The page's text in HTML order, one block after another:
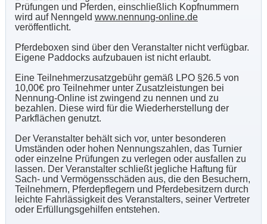
Prüfungen und Pferden, einschließlich Kopfnummern
wird auf Nenngeld www.nennung-online.de
veröffentlicht.
Pferdeboxen sind über den Veranstalter nicht verfügbar.
Eigene Paddocks aufzubauen ist nicht erlaubt.
Eine Teilnehmerzusatzgebühr gemäß LPO §26.5 von
10,00€ pro Teilnehmer unter Zusatzleistungen bei
Nennung-Online ist zwingend zu nennen und zu
bezahlen. Diese wird für die Wiederherstellung der
Parkflächen genutzt.
Der Veranstalter behält sich vor, unter besonderen
Umständen oder hohen Nennungszahlen, das Turnier
oder einzelne Prüfungen zu verlegen oder ausfallen zu
lassen. Der Veranstalter schließt jegliche Haftung für
Sach- und Vermögensschäden aus, die den Besuchern,
Teilnehmern, Pferdepflegern und Pferdebesitzern durch
leichte Fahrlässigkeit des Veranstalters, seiner Vertreter
oder Erfüllungsgehilfen entstehen.